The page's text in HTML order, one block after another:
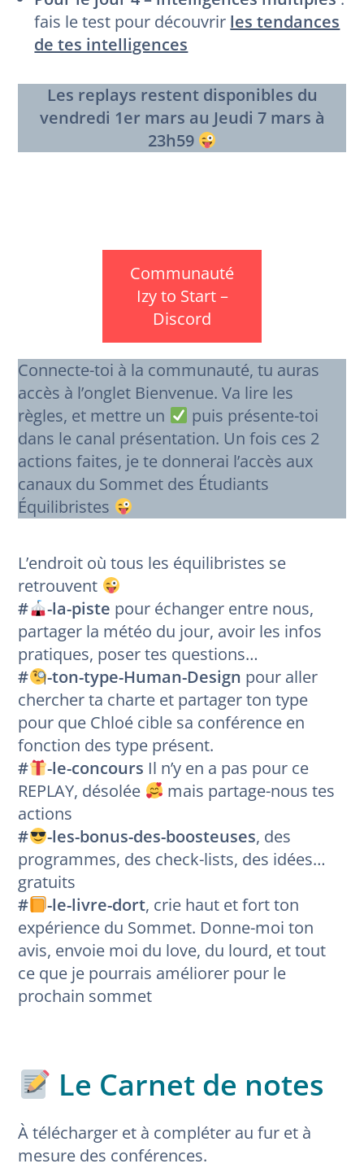
fais le test pour découvrir les tendances
de tes intelligences
Les replays restent disponibles du
vendredi 1er mars au Jeudi 7 mars à
23h59
Communauté
Izy to Start –
Discord
Connecte-toi à la communauté, tu auras
accès à l’onglet Bienvenue. Va lire les
règles, et mettre un
puis présente-toi
dans le canal présentation. Un fois ces 2
actions faites, je te donnerai l’accès aux
canaux du Sommet des Étudiants
Équilibristes
L’endroit où tous les équilibristes se
retrouvent
#
-la-piste pour échanger entre nous,
partager la météo du jour, avoir les infos
pratiques, poser tes questions…
#
-ton-type-Human-Design pour aller
chercher ta charte et partager ton type
pour que Chloé cible sa conférence en
fonction des type présent.
#
-le-concours Il n’y en a pas pour ce
REPLAY, désolée
mais partage-nous tes
actions
#
-les-bonus-des-boosteuses, des
programmes, des check-lists, des idées…
gratuits
#
-le-livre-dort, crie haut et fort ton
expérience du Sommet. Donne-moi ton
avis, envoie moi du love, du lourd, et tout
ce que je pourrais améliorer pour le
prochain sommet
Le Carnet de notes
À télécharger et à compléter au fur et à
mesure des conférences.